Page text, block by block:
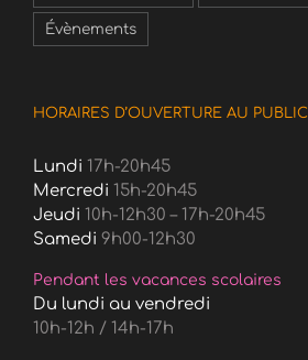
Évènements
HORAIRES D’OUVERTURE AU PUBLIC
Lundi 17h-20h45
Mercredi 15h-20h45
Jeudi 10h-12h30 – 17h-20h45
Samedi 9h00-12h30
Pendant les vacances scolaires
Du lundi au vendredi
10h-12h / 14h-17h